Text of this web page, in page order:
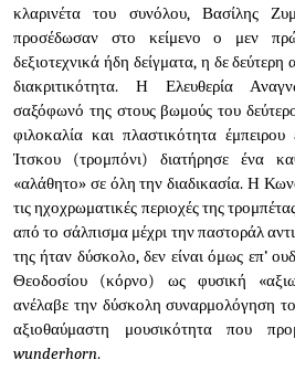
κλαρινέτα του συνόλου, Βασίλης
προσέδωσαν στο κείμενο ο μεν
δεξιοτεχνικά ήδη δείγματα, η δε
διακριτικότητα. Η Ελευθερία
σαξόφωνό της στους βωμούς του
φιλοκαλία και πλαστικότητα
Ίτσκου (τρομπόνι) διατήρησε ένα
«αλάθητο» σε όλη την διαδικασία. Η
τις ηχοχρωματικές περιοχές της
από το σάλπισμα μέχρι την παστοράλ
της ήταν δύσκολο, δεν είναι όμως επ’
Θεοδοσίου (κόρνο) ως φυσική
ανέλαβε την δύσκολη συναρμολόγηση
αξιοθαύμαστη μουσικότητα που
wunderhorn.